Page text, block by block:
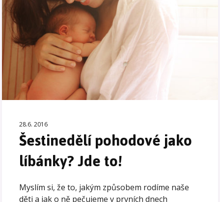
28.6. 2016
Šestinedělí pohodové jako
líbánky? Jde to!
Myslím si, že to, jakým způsobem rodíme naše
děti a jak o ně pečujeme v prvních dnech